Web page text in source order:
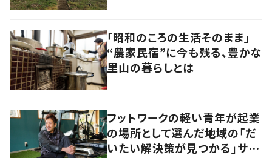
「昭和のころの生活そのまま」
“農家民宿”に今も残る、豊かな
里山の暮らしとは
フットワークの軽い青年が起業
の場所として選んだ地域の「だ
いたい解決策が見つかる」サイ